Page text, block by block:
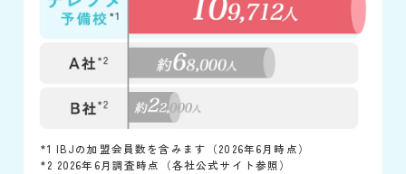
*1 IBJの加盟会員数を含みます（2026年6月時点）
*2 2026年6月調査時点（各社公式サイト参照）